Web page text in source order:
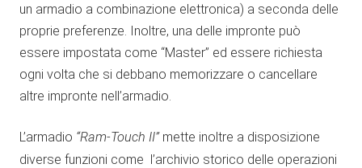
un armadio a combinazione elettronica) a seconda delle
proprie preferenze. Inoltre, una delle impronte può
essere impostata come “Master” ed essere richiesta
ogni volta che si debbano memorizzare o cancellare
altre impronte nell’armadio.
L’armadio “Ram-Touch II”mette inoltre a disposizione
diverse funzioni come l’archivio storico delle operazioni